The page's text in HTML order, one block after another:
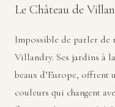
Le Château de
Impossible de parler de
Villandry. Ses jardins à
beaux d’Europe, offrent
couleurs qui changent